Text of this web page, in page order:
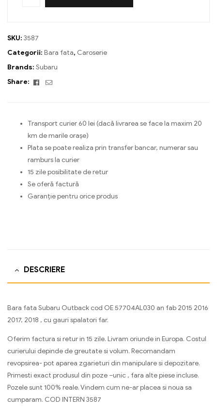
SKU: 3587
Categorii: Bara fata, Caroserie
Brands: Subaru
Share:
Facebook
Email
Transport curier 60 lei (dacă livrarea se face la maxim 20
km de marile orașe)
Plata se poate realiza prin transfer bancar, numerar sau
ramburs la curier
15 zile posibilitate de retur
Se oferă factură
Garanție pentru orice produs
DESCRIERE
Bara fata Subaru Outback cod OE 57704AL030 an fab 2015 2016
2017, 2018 , cu gauri spalatori far.
Oferim factura si retur in 15 zile. Livram oriunde in Europa. Costul
curierului depinde de greutate si volum. Recomandam
revopsirea- pot aparea zgarieturi din manipulare si depozitare.
Primesti exact produsul din poze –unic , fara alte piese incluse.
Pozele sunt 100% reale. Vindem cum ne-ar placea si noua sa
cumparam. COD INTERN 3587